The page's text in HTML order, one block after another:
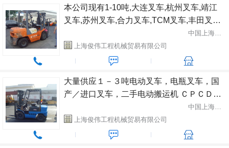
本公司现有1-10吨,大连叉车,杭州叉车,靖江
叉车,苏州叉车,合力叉车,TCM叉车,丰田叉车
中国上海市闵行区
上海俊伟工程机械贸易有限公司
大量供应１－３吨电动叉车，电瓶叉车，国
产／进口叉车，二手电动搬运机 ＣＰＣＤ１
中国上海市闵行区
上海俊伟工程机械贸易有限公司